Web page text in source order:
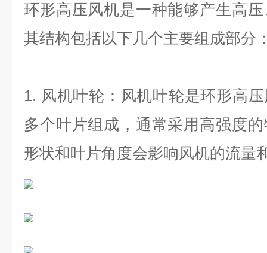
环形高压风机是一种能够产生高
其结构包括以下几个主要组成部分
1. 风机叶轮：风机叶轮是环形高
多个叶片组成，通常采用高强度
形状和叶片角度会影响风机的流量